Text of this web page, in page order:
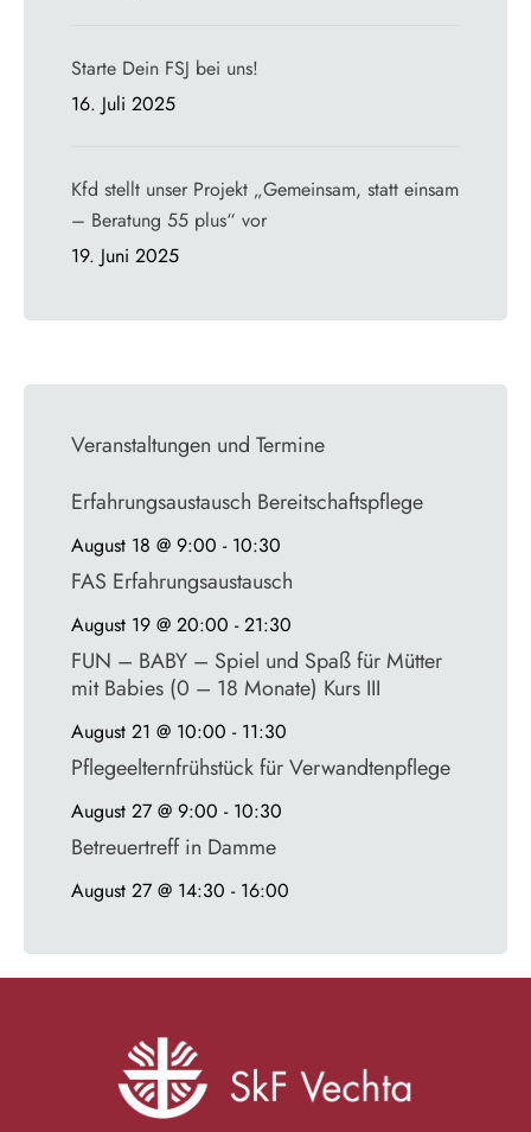
Starte Dein FSJ bei uns!
16. Juli 2025
Kfd stellt unser Projekt „Gemeinsam, statt einsam
– Beratung 55 plus“ vor
19. Juni 2025
Veranstaltungen und Termine
Erfahrungsaustausch Bereitschaftspflege
August 18 @ 9:00 - 10:30
FAS Erfahrungsaustausch
August 19 @ 20:00 -21:30
FUN – BABY – Spiel und Spaß für Mütter
mit Babies (0 – 18 Monate) Kurs III
August 21 @ 10:00 - 11:30
Pflegeelternfrühstück für Verwandtenpflege
August 27 @ 9:00 - 10:30
Betreuertreff in Damme
August 27 @ 14:30 - 16:00